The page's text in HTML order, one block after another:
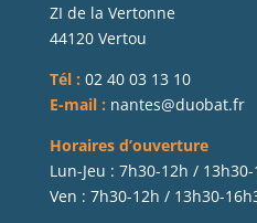
ZI de la Vertonne
44120 Vertou
Tél : 02 40 03 13 10
E-mail : nantes@duobat.fr
Horaires d’ouverture
Lun-Jeu : 7h30-12h /
Ven : 7h30-12h / 13h30-